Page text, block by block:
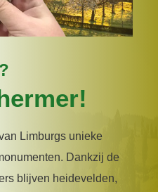
Limburgs unieke
Dankzij de
blijven heidevelden,